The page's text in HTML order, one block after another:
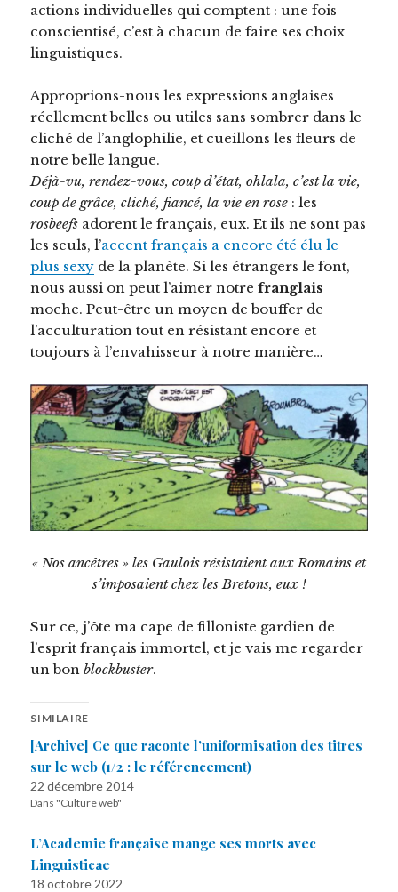
actions individuelles qui comptent : une fois
conscientisé, c’est à chacun de faire ses choix
linguistiques.
Approprions-nous les expressions anglaises
réellement belles ou utiles sans sombrer dans le
cliché de l’anglophilie, et cueillons les fleurs de
notre belle langue.
Déjà-vu, rendez-vous, coup d’état, ohlala, c’est la vie,
coup de grâce, cliché, fiancé, la vie en rose : les
rosbeefs adorent le français, eux. Et ils ne sont pas
les seuls, l’accent français a encore été élu le
plus sexy de la planète. Si les étrangers le font,
nous aussi on peut l’aimer notrefranglais
moche. Peut-être un moyen de bouffer de
l’acculturation tout en résistant encore et
toujours à l’envahisseur à notre manière…
« Nos ancêtres » les Gaulois résistaient aux Romains et
s’imposaient chez les Bretons, eux !
Sur ce, j’ôte ma cape de filloniste gardien de
l’esprit français immortel, et je vais me regarder
un bonblockbuster.
SIMILAIRE
[Archive] Ce que raconte l’uniformisation des titres
sur le web (1/2 : le référencement)
22 décembre 2014
Dans "Culture web"
L’Academie française mange ses morts avec
Linguisticae
18 octobre 2022